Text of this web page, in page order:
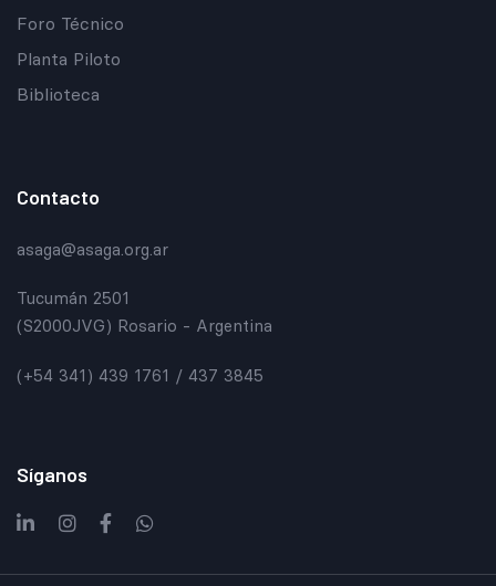
Foro Técnico
Planta Piloto
Biblioteca
Contacto
asaga@asaga.org.ar
Tucumán 2501
(S2000JVG) Rosario - Argentina
(+54 341) 439 1761 / 437 3845
Síganos